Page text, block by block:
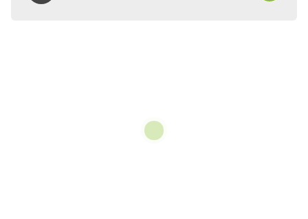
55 m²